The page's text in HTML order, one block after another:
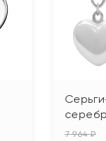
7 964 ₽